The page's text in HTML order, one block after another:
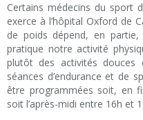
Certains médecins du sport
exerce à l’hôpital Oxford de
de poids dépend, en
pratique notre activité
plutôt des activités
séances d’endurance et de
être programmées soit, en
soit l’après-midi entre 16h et